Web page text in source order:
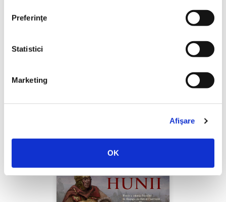
Preferinţe
Statistici
Marketing
Afişare
OK
Thierry Wolton,Lumea noastră orwelliană